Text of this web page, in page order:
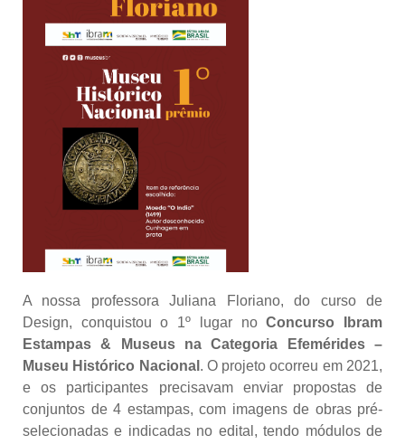
A nossa professoraJuliana Floriano, do curso de
Design, conquistou o 1º lugar noConcurso Ibram
Estampas & Museus na Categoria Efemérides –
Museu Histórico Nacional . O projeto ocorreu em 2021,
e os participantes precisavam enviar propostas de
conjuntos de 4 estampas, com imagens de obras pré-
selecionadas e indicadas no edital, tendo módulos de